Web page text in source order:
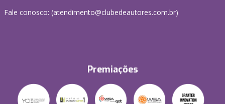
Fale conosco: (atendimento@clubedeautores.com.br)
Premiações